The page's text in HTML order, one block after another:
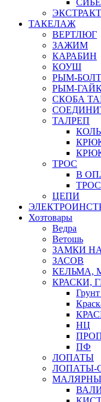
ТАКЕЛАЖ
ВЕРТЛЮГ
ЗАЖИМ
КАРАБИН
КОУШ
РЫМ-БОЛТ
РЫМ-
СКОБА
ТАЛРЕП
ТРОС
В
ЦЕПИ
Хозтовары
Ведра
Ветошь
ЗАМКИ
ЗАСОВ
КЕЛЬМА,
КРАСКИ,
НЦ
ПФ
ЛОПАТЫ
ЛОПАТЫ-